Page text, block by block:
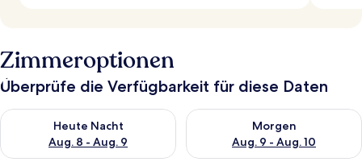
Zimmeroptionen
Überprüfe die Verfügbarkeit für diese Daten
Heute Nacht
Aug. 8 - Aug. 9
Überprüfe die Verfügbarkeit für heute Nacht, Aug. 8 - Aug. 9.
Morgen
Aug. 9 - Aug. 10
Überprüfe die Verfügbarkeit